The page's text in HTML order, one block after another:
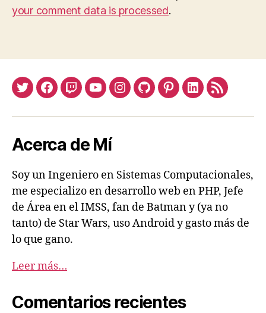
your comment data is processed.
TwitterFacebook
TwitchYoutubeInstagram
GithubPinterestLinkedin
Feed
Acerca de Mí
Soy un Ingeniero en Sistemas Computacionales,
me especializo en desarrollo web en PHP, Jefe
de Área en el IMSS, fan de Batman y (ya no
tanto) de Star Wars, uso Android y gasto más de
lo que gano.
Leer más…
Comentarios recientes